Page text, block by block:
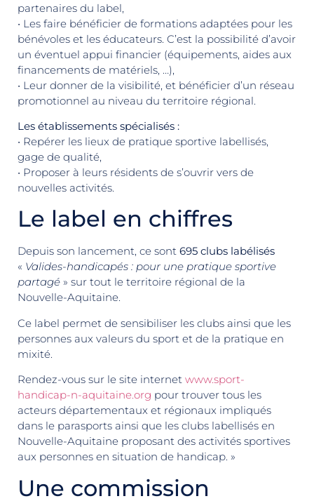
partenaires du label,
• Les faire bénéficier de formations adaptées pour les
bénévoles et les éducateurs. C’est la possibilité d’avoir
un éventuel appui financier (équipements, aides aux
financements de matériels, …),
• Leur donner de la visibilité, et bénéficier d’un réseau
promotionnel au niveau du territoire régional.
Les établissements spécialisés :
• Repérer les lieux de pratique sportive labellisés,
gage de qualité,
• Proposer à leurs résidents de s’ouvrir vers de
nouvelles activités.
Le label en chiffres
Depuis son lancement, ce sont 695 clubs labélisés
« Valides-handicapés : pour une pratique sportive
partagé » sur tout le territoire régional de la
Nouvelle-Aquitaine.
Ce label permet de sensibiliser les clubs ainsi que les
personnes aux valeurs du sport et de la pratique en
mixité.
Rendez-vous sur le site internet www.sport-
handicap-n-aquitaine.org pour trouver tous les
acteurs départementaux et régionaux impliqués
dans le parasports ainsi que les clubs labellisés en
Nouvelle-Aquitaine proposant des activités sportives
aux personnes en situation de handicap. »
Une commission